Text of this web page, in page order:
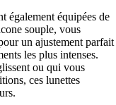
également équipées de
souple, vous
un ajustement parfait
les plus intenses.
ou qui vous
ces lunettes